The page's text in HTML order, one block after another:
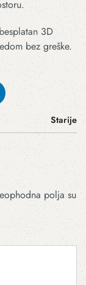
3D
bez greške.
Starije
polja su